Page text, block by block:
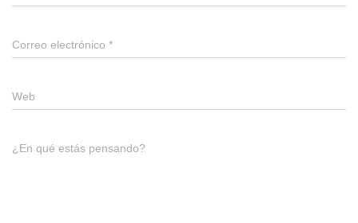
Correo electrónico *
Web
¿En qué estás pensando?